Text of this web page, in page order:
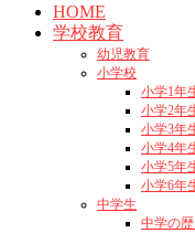
HOME
学校教育
幼児教育
小学校
小学1年
小学2年
小学3年
小学4年
小学5年
小学6年
中学生
中学の歴